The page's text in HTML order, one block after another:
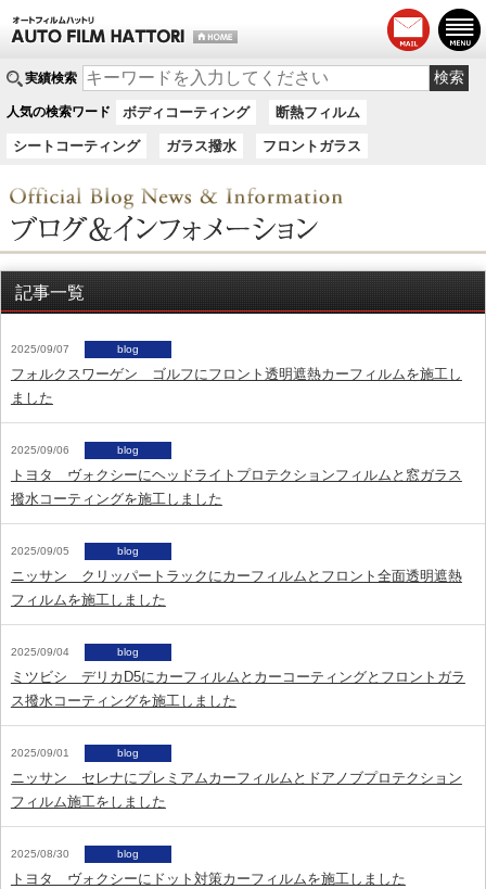
実績検索
人気の検索ワード ボディコーティング 断熱フィルム
シートコーティング ガラス撥水 フロントガラス
記事一覧
2025/09/07 blog
フォルクスワーゲン ゴルフにフロント透明遮熱カーフィルムを施工し
ました
2025/09/06 blog
トヨタ ヴォクシーにヘッドライトプロテクションフィルムと窓ガラス
撥水コーティングを施工しました
2025/09/05 blog
ニッサン クリッパートラックにカーフィルムとフロント全面透明遮熱
フィルムを施工しました
2025/09/04 blog
ミツビシ デリカD5にカーフィルムとカーコーティングとフロントガラ
ス撥水コーティングを施工しました
2025/09/01 blog
ニッサン セレナにプレミアムカーフィルムとドアノブプロテクション
フィルム施工をしました
2025/08/30 blog
トヨタ ヴォクシーにドット対策カーフィルムを施工しました